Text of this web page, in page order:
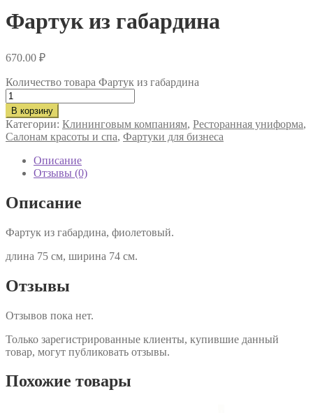
Фартук из габардина
670.00 ₽
Количество товара Фартук из габардина
В корзину
Категории: Клининговым компаниям, Ресторанная униформа,
Салонам красоты и спа, Фартуки для бизнеса
Описание
Отзывы (0)
Описание
Фартук из габардина, фиолетовый.
длина 75 см, ширина 74 см.
Отзывы
Отзывов пока нет.
Только зарегистрированные клиенты, купившие данный
товар, могут публиковать отзывы.
Похожие товары